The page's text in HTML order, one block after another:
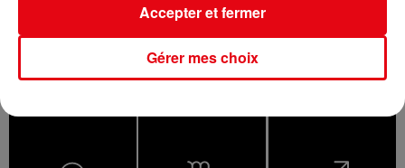
Gérer mes choix
Accepter et fermer